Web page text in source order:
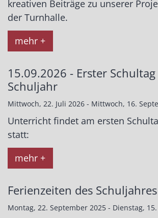
kreativen Beiträge zu unserer
der Turnhalle.
mehr +
15.09.2026 - Erster
Schuljahr
Mittwoch, 22. Juli 2026 - Mittwoch, 16.
Unterricht findet am ersten
statt:
mehr +
Ferienzeiten des
Montag, 22. September 2025 - Dienstag,